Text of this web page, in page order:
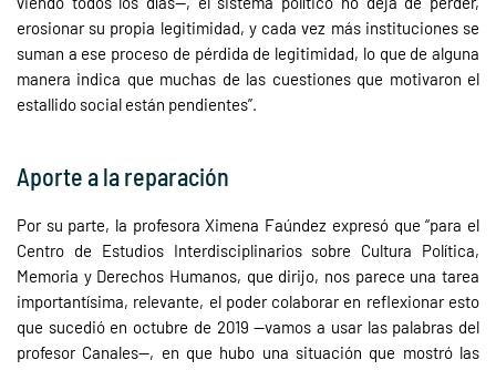
erosionar su propia legitimidad, y cada vez más instituciones se
suman a ese proceso de pérdida de legitimidad, lo que de alguna
manera indica que muchas de las cuestiones que motivaron el
estallido social están pendientes”.
Aporte a la reparación
Por su parte, la profesora Ximena Faúndez expresó que “para el
Centro de Estudios Interdisciplinarios sobre Cultura Política,
Memoria y Derechos Humanos, que dirijo, nos parece una tarea
importantísima, relevante, el poder colaborar en reflexionar esto
que sucedió en octubre de 2019 —vamos a usar las palabras del
profesor Canales—, en que hubo una situación que mostró las